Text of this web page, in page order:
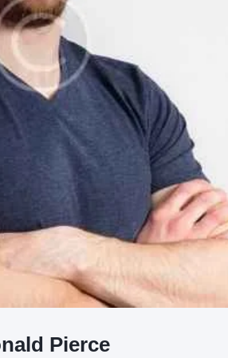
Pierce